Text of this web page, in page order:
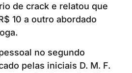
de crack e relatou que
10 a outro abordado
no segundo
pelas iniciais D. M. F.